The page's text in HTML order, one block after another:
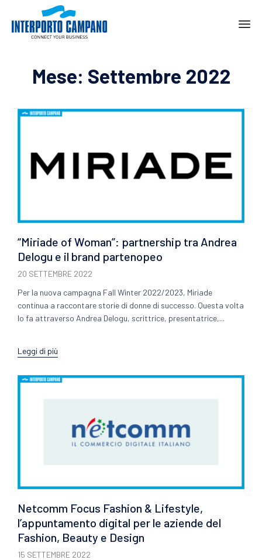
Mese: Settembre 2022
“Miriade of Woman”: partnership tra Andrea
Delogu e il brand partenopeo
20 SETTEMBRE 2022
Per la nuova campagna Fall Winter 2022/2023, Miriade
continua a raccontare storie di donne di successo. Questa volta
lo fa attraverso Andrea Delogu, scrittrice, presentatrice,...
Leggi di più
Netcomm Focus Fashion & Lifestyle,
l’appuntamento digital per le aziende del
Fashion, Beauty e Design
15 SETTEMBRE 2022